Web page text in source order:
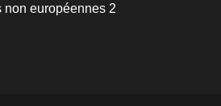
non européennes 2